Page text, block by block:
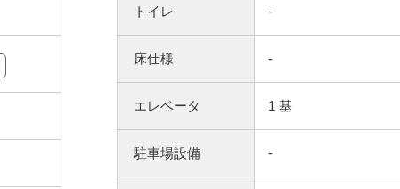
トイレ -
床仕様 -
エレベータ 1 基
駐車場設備 -